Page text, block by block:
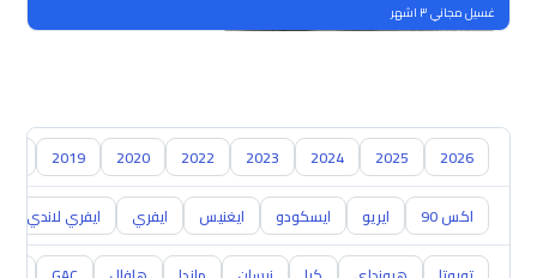
غسيل مجاني ٣ اشهر
2026
2025
2024
2023
2022
2020
2019
اكس 90 ايريو ايسكودو ايغنيس ايفري ايفري لاندي